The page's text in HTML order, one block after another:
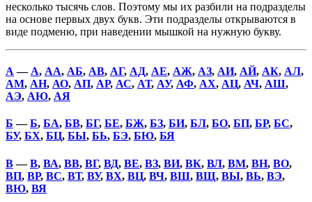
несколько тысячь слов. Поэтому мы их разбили на подразделы
на основе первых двух букв. Эти подразделы открываются в
виде подменю, при наведении мышкой на нужную букву.
А — А, АА, АБ, АВ, АГ, АД, АЕ, АЖ, АЗ, АИ, АЙ, АК, АЛ,
АМ, АН, АО, АП, АР, АС, АТ, АУ, АФ, АХ, АЦ, АЧ, АШ,
АЭ, АЮ, АЯ
Б —Б, БА, БВ, БГ, БЕ, БЖ, БЗ, БИ, БЛ, БО, БП, БР, БС,
БУ, БХ, БЦ, БЫ, БЬ, БЭ, БЮ, БЯ
В—В, ВА, ВВ, ВГ, ВД, ВЕ, ВЗ, ВИ, ВК, ВЛ, ВМ, ВН, ВО,
ВП, ВР, ВС, ВТ, ВУ, ВХ, ВЦ, ВЧ, ВШ, ВЩ, ВЫ, ВЬ, ВЭ,
ВЮ, ВЯ